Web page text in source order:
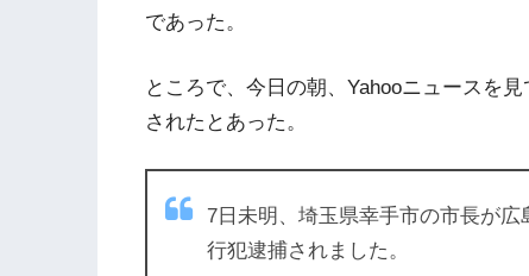
であった。
ところで、今日の朝、Yahooニュースを
されたとあった。
7日未明、埼玉県幸手市の市長が
行犯逮捕されました。